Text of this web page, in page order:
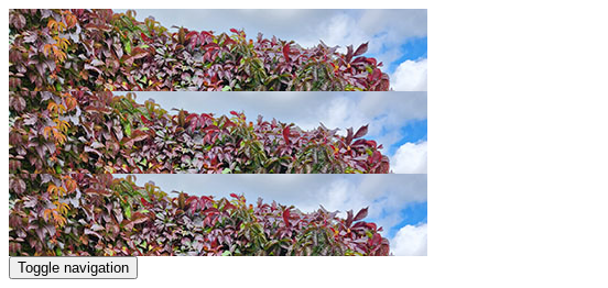
Toggle navigation